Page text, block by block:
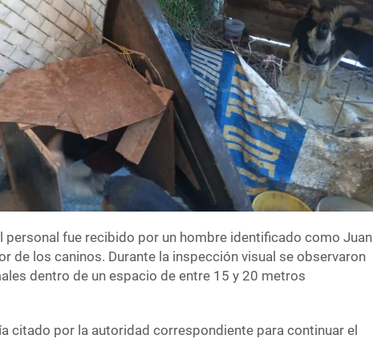
personal fue recibido por un hombre identificado como Juan
de los caninos. Durante la inspección visual se observaron
dentro de un espacio de entre 15 y 20 metros
citado por la autoridad correspondiente para continuar el